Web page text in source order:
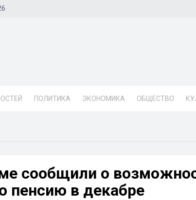
ПОЛИТИКА ЭКОНОМИКА ОБЩЕСТВО
сообщили о
пенсию в декабре